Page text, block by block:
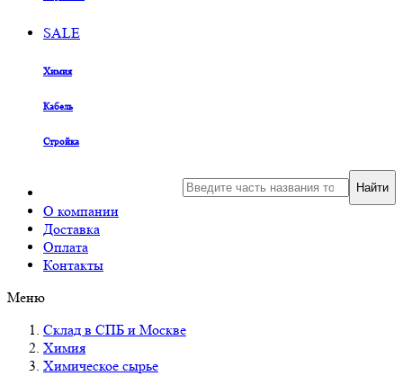
SALE
Химия
Кабель
Стройка
О компании
Доставка
Оплата
Контакты
Найти
Меню
Склад в СПБ и Москве
Химия
Химическое сырье